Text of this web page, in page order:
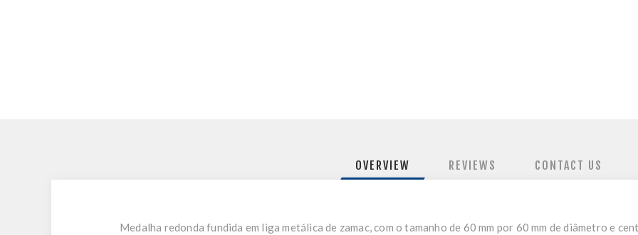
OVERVIEW REVIEWS CONTACT US
Medalha redonda fundida em liga metálica de zamac, com o tamanho de 60 mm por 60 mm de diâmetro e